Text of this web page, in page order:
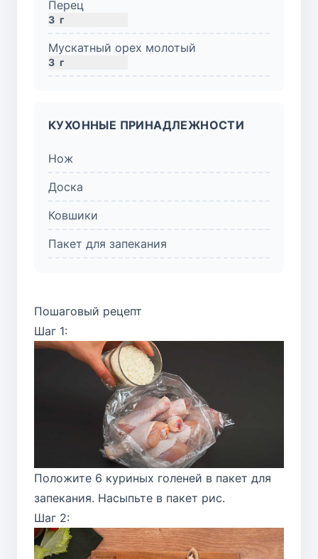
Перец
3 г
Мускатный орех молотый
3 г
КУХОННЫЕ ПРИНАДЛЕЖНОСТИ
Нож
Доска
Ковшики
Пакет для запекания
Пошаговый рецепт
Шаг 1:
Положите 6 куриных голеней в пакет для
запекания. Насыпьте в пакет рис.
Шаг 2: